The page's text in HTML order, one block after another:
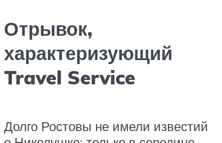
Отрывок,
характеризующий
Travel Service
Долго Ростовы не имели известий